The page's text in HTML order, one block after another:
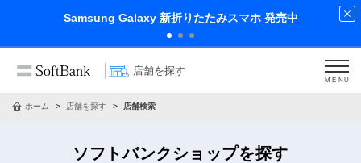
Samsung Galaxy 新折りたたみスマホ 発売中
店舗を探す
MENU
ホーム 店舗を探す 店舗検索
ソフトバンクショップを探す